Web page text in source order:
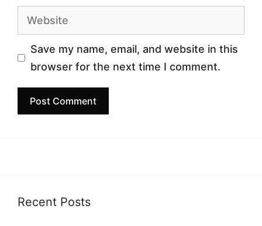
Website
Save my name, email, and website in this
browser for the next time I comment.
Recent Posts